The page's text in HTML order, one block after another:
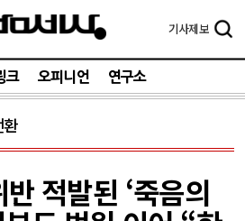
기사제보
크 오피니언 연구소
적발된 ‘죽음의